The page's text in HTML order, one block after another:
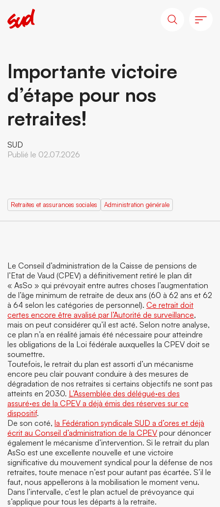
Importante victoire
d’étape pour nos
retraites!
SUD
Publié le 02.07.2026
Retraites et assurances sociales Administration générale
Le Conseil d’administration de la Caisse de pensions de
l’Etat de Vaud (CPEV) a définitivement retiré le plan dit
« AsSo » qui prévoyait entre autres choses l’augmentation
de l’âge minimum de retraite de deux ans (60 à 62 ans et 62
à 64 selon les catégories de personnel). Ce retrait doit
certes encore être avalisé par l’Autorité de surveillance,
mais on peut considérer qu’il est acté. Selon notre analyse,
ce plan n’a en réalité jamais été nécessaire pour atteindre
les obligations de la Loi fédérale auxquelles la CPEV doit se
soumettre.
Toutefois, le retrait du plan est assorti d’un mécanisme
encore peu clair pouvant conduire à des mesures de
dégradation de nos retraites si certains objectifs ne sont pas
atteints en 2030. L’Assemblée des délégué·es des
assuré·es de la CPEV a déjà émis des réserves sur ce
dispositif.
De son coté, la Fédération syndicale SUD a d’ores et déjà
écrit au Conseil d’administration de la CPEV pour dénoncer
également le mécanisme d’intervention. Si le retrait du plan
AsSo est une excellente nouvelle et une victoire
significative du mouvement syndical pour la défense de nos
retraites, toute menace n’est pour autant pas écartée. S’il le
faut, nous appellerons à la mobilisation le moment venu.
Dans l’intervalle, c’est le plan actuel de prévoyance qui
s’applique pour tous les départs à la retraite.